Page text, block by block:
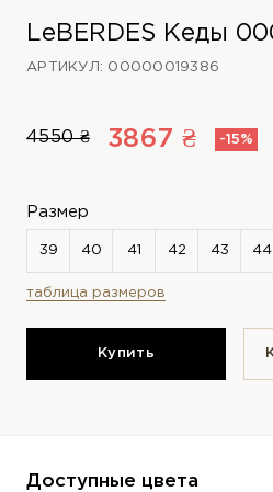
LeBERDES Кеды
АРТИКУЛ: 00000019386
4550 ₴ 3867 ₴ -15%
Размер
таблица размеров
Купить
Доступные цвета